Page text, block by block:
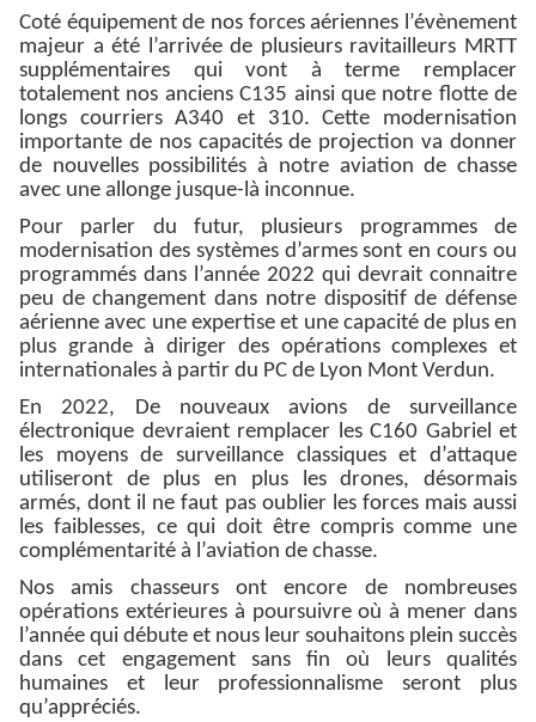
Coté équipement de nos forces aériennes l’évènement
majeur a été l’arrivée de plusieurs ravitailleurs MRTT
supplémentaires qui vont à terme remplacer
totalement nos anciens C135 ainsi que notre flotte de
longs courriers A340 et 310. Cette modernisation
importante de nos capacités de projection va donner
de nouvelles possibilités à notre aviation de chasse
avec une allonge jusque-là inconnue.
Pour parler du futur, plusieurs programmes de
modernisation des systèmes d’armes sont en cours ou
programmés dans l’année 2022 qui devrait connaitre
peu de changement dans notre dispositif de défense
aérienne avec une expertise et une capacité de plus en
plus grande à diriger des opérations complexes et
internationales à partir du PC de Lyon Mont Verdun.
En 2022, De nouveaux avions de surveillance
électronique devraient remplacer les C160 Gabriel et
les moyens de surveillance classiques et d’attaque
utiliseront de plus en plus les drones, désormais
armés, dont il ne faut pas oublier les forces mais aussi
les faiblesses, ce qui doit être compris comme une
complémentarité à l’aviation de chasse.
Nos amis chasseurs ont encore de nombreuses
opérations extérieures à poursuivre où à mener dans
l’année qui débute et nous leur souhaitons plein succès
dans cet engagement sans fin où leurs qualités
humaines et leur professionnalisme seront plus
qu’appréciés.